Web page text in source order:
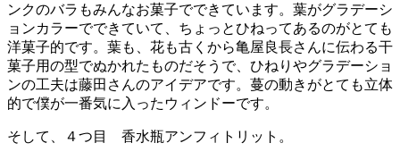
ンクのバラもみんなお菓子でできています。葉がグラデーシ
ョンカラーでできていて、ちょっとひねってあるのがとても
洋菓子的です。葉も、花も古くから亀屋良長さんに伝わる干
菓子用の型でぬかれたものだそうで、ひねりやグラデーショ
ンの工夫は藤田さんのアイデアです。蔓の動きがとても立体
的で僕が一番気に入ったウィンドーです。
そして、４つ目 香水瓶アンフィトリット。